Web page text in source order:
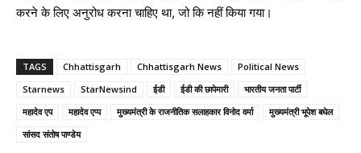
करने के लिए अनुरोध करना चाहिए था, जो कि नहीं किया गया।
TAGS Chhattisgarh Chhattisgarh News
Political News
Starnews
StarNewsind ईडी ईडी की छापेमारी
भारतीय जनता पार्टी
महादेव एप
महादेव एप्प मुख्यमंत्री के राजनीतिक सलाहकार विनोद वर्मा
मुख्यमंत्री भूपेश बघेल
सांसद संतोष पाण्डेय